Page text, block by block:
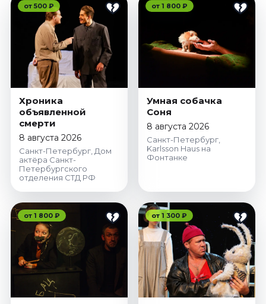
от 500 ₽
Хроника
объявленной
смерти
8 августа 2026
Санкт-Петербург, Дом
актёра Санкт-
Петербургского
отделения СТД РФ
от 1 800 ₽
Умная собачка
Соня
8 августа 2026
Санкт-Петербург,
Karlsson Haus на
Фонтанке
от 1 800 ₽ от 1 300 ₽